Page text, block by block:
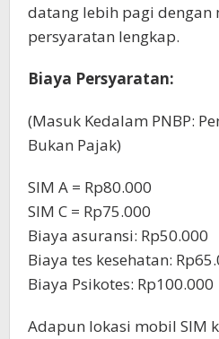
datang lebih pagi dengan
persyaratan lengkap.
Biaya Persyaratan:
(Masuk Kedalam PNBP:
Bukan Pajak)
SIM A = Rp80.000
SIM C = Rp75.000
Biaya asuransi: Rp50.000
Biaya tes kesehatan:
Biaya Psikotes: Rp100.000
Adapun lokasi mobil SIM